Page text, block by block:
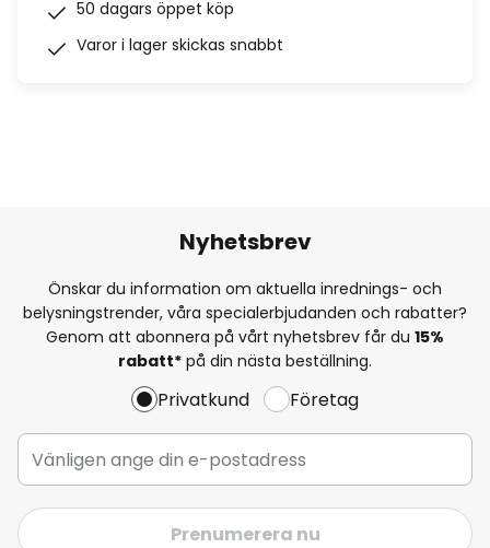
50 dagars öppet köp
Varor i lager skickas snabbt
Nyhetsbrev
Önskar du information om aktuella inrednings- och
belysningstrender, våra specialerbjudanden och rabatter?
Genom att abonnera på vårt nyhetsbrev får du 15%
rabatt* på din nästa beställning.
Privatkund Företag
Prenumerera nu